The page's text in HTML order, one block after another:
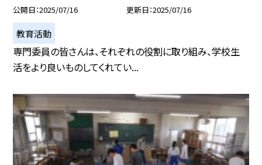
公開日 2025/07/16 更新日 2025/07/16
教育活動
専門委員の皆さんは、それぞれの役割に取り組み、学校生
活をより良いものしてくれてい...